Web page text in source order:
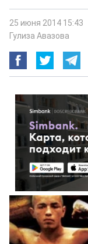
25 июня 2014 15:43
Гулиза Авазова